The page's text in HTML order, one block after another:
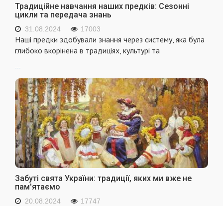
Традиційне навчання наших предків: Сезонні
цикли та передача знань
31.08.2024 17003
Наші предки здобували знання через систему, яка була
глибоко вкорінена в традиціях, культурі та
Забуті свята України: традиції, яких ми вже не
пам'ятаємо
20.08.2024 17747